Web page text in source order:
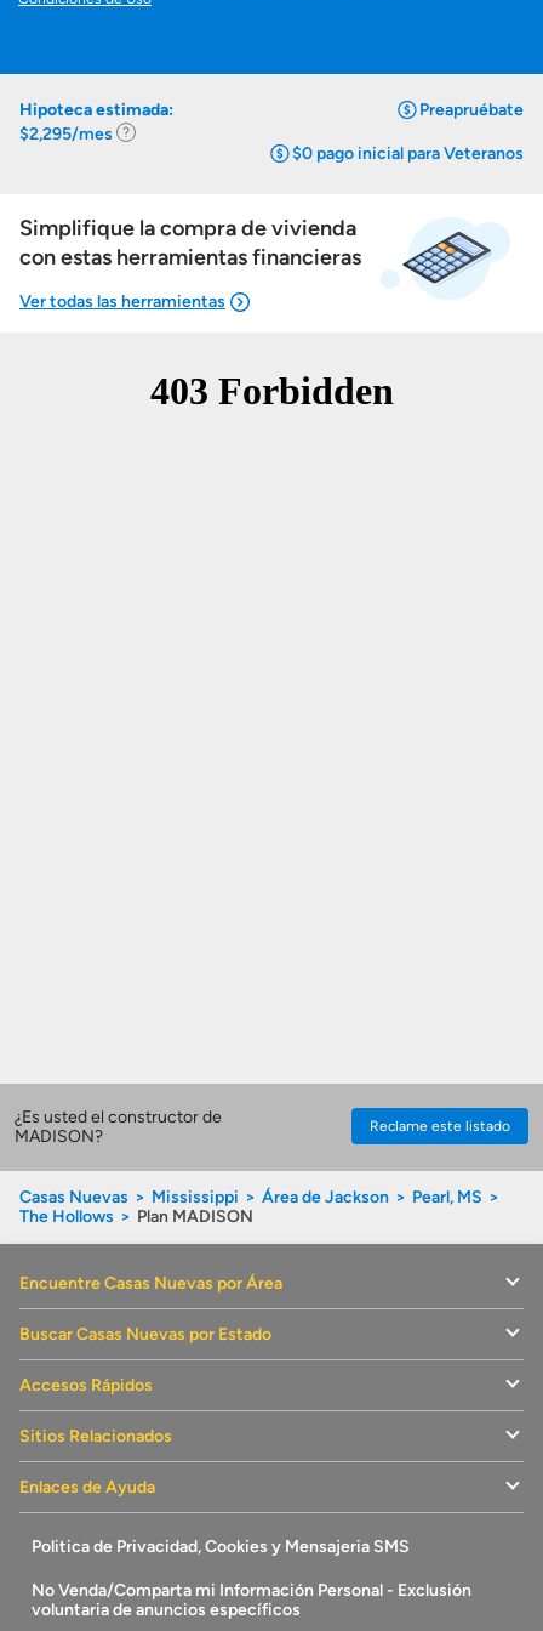
Hipoteca estimada:
$2,295/mes
calculadora
de
hipotecas
Preapruébate
$0 pago inicial para Veteranos
Simplifique la compra de vivienda
con estas herramientas financieras
Mostrarme lo que puedo pagar
¿Es usted el constructor de
MADISON?
Reclame este listado
Casas Nuevas Mississippi Área de Jackson
Pearl, MS
The Hollows
Plan MADISON
Encuentre Casas Nuevas por Área
Buscar Casas Nuevas por Estado
Accesos Rápidos
Sitios Relacionados
Enlaces de Ayuda
Politica de Privacidad, Cookies y Mensajeria SMS
No Venda/Comparta mi Información Personal - Exclusión
voluntaria de anuncios específicos